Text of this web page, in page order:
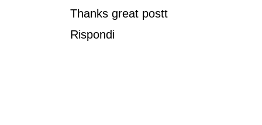
Thanks great postt
Rispondi